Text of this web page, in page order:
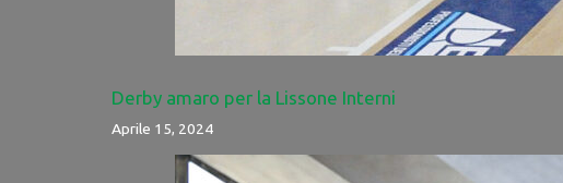
Derby amaro per la Lissone Interni
Aprile 15, 2024